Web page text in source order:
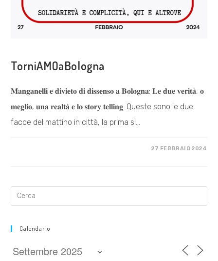
TorniAMOaBologna
𝐌𝐚𝐧𝐠𝐚𝐧𝐞𝐥𝐥𝐢 𝐞 𝐝𝐢𝐯𝐢𝐞𝐭𝐨 𝐝𝐢 𝐝𝐢𝐬𝐬𝐞𝐧𝐬𝐨 𝐚 𝐁𝐨𝐥𝐨𝐠𝐧𝐚: 𝐋𝐞 𝐝𝐮𝐞 𝐯𝐞𝐫𝐢𝐭𝐚̀, 𝐨
𝐦𝐞𝐠𝐥𝐢𝐨, 𝐮𝐧𝐚 𝐫𝐞𝐚𝐥𝐭𝐚̀ 𝐞 𝐥𝐨 𝐬𝐭𝐨𝐫𝐲 𝐭𝐞𝐥𝐥𝐢𝐧𝐠. Queste sono le due
facce del mattino in città, la prima si…
27 FEBBRAIO 2024
Calendario